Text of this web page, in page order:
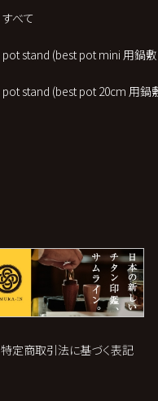
すべて
pot stand (best pot mini 用鍋敷
pot stand (best pot 20cm 用鍋
特定商取引法に基づく表記